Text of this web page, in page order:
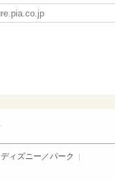
ディズニー／パーク